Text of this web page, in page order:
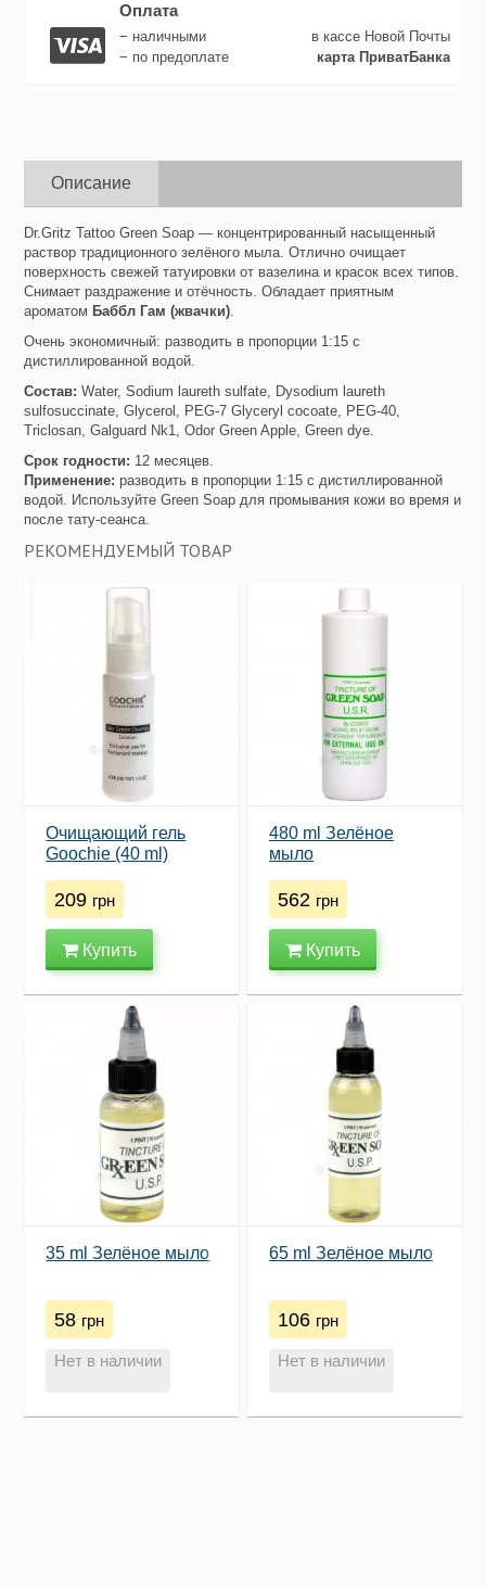
Оплата
− наличными
в кассе Новой Почты
− по предоплате
карта ПриватБанка
Описание
Dr.Gritz Tattoo Green Soap — концентрированный насыщенный
раствор традиционного зелёного мыла. Отлично очищает
поверхность свежей татуировки от вазелина и красок всех типов.
Снимает раздражение и отёчность. Обладает приятным
ароматом Баббл Гам (жвачки).
Очень экономичный: разводить в пропорции 1:15 с
дистиллированной водой.
Состав: Water, Sodium laureth sulfate, Dysodium laureth
sulfosuccinate, Glycerol, PEG-7 Glyceryl cocoate, PEG-40,
Triclosan, Galguard Nk1, Odor Green Apple, Green dye.
Срок годности: 12 месяцев.
Применение: разводить в пропорции 1:15 с дистиллированной
водой. Используйте Green Soap для промывания кожи во время и
после тату-сеанса.
РЕКОМЕНДУЕМЫЙ ТОВАР
Очищающий гель
Goochie (40 ml)
209 грн
Купить
480 ml Зелёное
мыло
562 грн
Купить
35 ml Зелёное мыло
58 грн
Нет в наличии
65 ml Зелёное мыло
106 грн
Нет в наличии